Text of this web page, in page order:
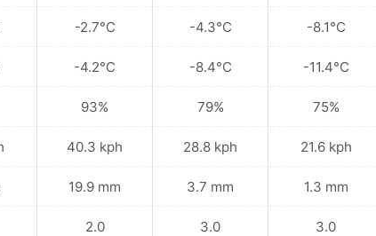
-2.7°C
-4.2°C
93%
40.3 kph
19.9 mm
2.0
-4.3°C
-8.4°C
79%
28.8 kph
3.7 mm
3.0
-8.1°C
-11.4°C
75%
21.6 kph
1.3 mm
3.0